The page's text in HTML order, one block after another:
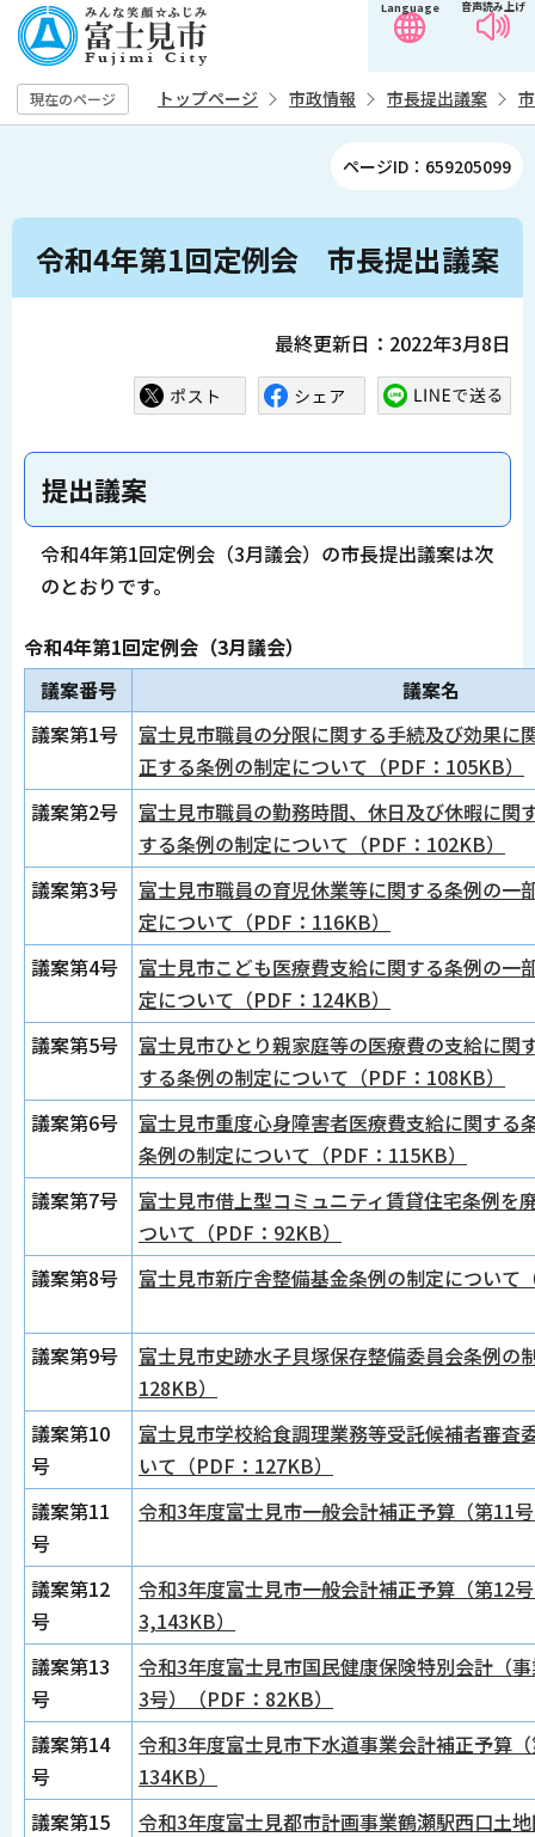
の
ペ
ー
す
音声読み上げ
Language
現在のページ トップページ 市政情報 市長提出議案
ページID：659205099
本
令和4年第1回定例会 市長提出議案
最終更新日：2022年3月8日
提出議案
令和4年第1回定例会（3月議会）の市長提出議案は次
のとおりです。
令和4年第1回定例会（3月議会）
議案番号
議案名
議案第1号
富士見市職員の分限に関する手続及び効果に
正する条例の制定について（PDF：105KB）
議案第2号
富士見市職員の勤務時間、休日及び休暇に関
する条例の制定について（PDF：102KB）
議案第3号
富士見市職員の育児休業等に関する条例の一
定について（PDF：116KB）
議案第4号
富士見市こども医療費支給に関する条例の一
定について（PDF：124KB）
議案第5号
富士見市ひとり親家庭等の医療費の支給に関
する条例の制定について（PDF：108KB）
議案第6号
富士見市重度心身障害者医療費支給に関する
条例の制定について（PDF：115KB）
議案第7号
富士見市借上型コミュニティ賃貸住宅条例を
ついて（PDF：92KB）
議案第8号
富士見市新庁舎整備基金条例の制定について
議案第9号
富士見市史跡水子貝塚保存整備委員会条例の
128KB）
議案第10
号
富士見市学校給食調理業務等受託候補者審査
いて（PDF：127KB）
議案第11
号
令和3年度富士見市一般会計補正予算（第11
議案第12
号
令和3年度富士見市一般会計補正予算（第12
3,143KB）
議案第13
号
令和3年度富士見市国民健康保険特別会計（
3号）（PDF：82KB）
議案第14
号
令和3年度富士見市下水道事業会計補正予算
134KB）
議案第15
令和3年度富士見都市計画事業鶴瀬駅西口土